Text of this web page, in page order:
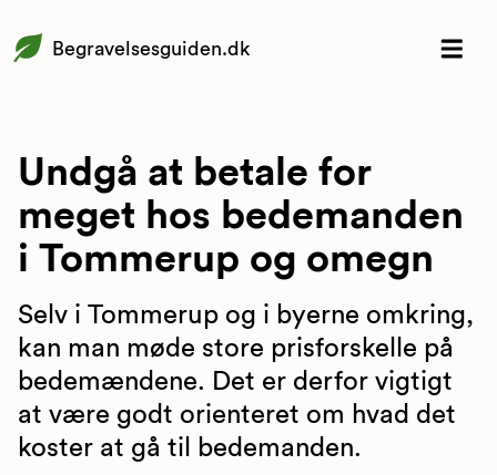
Begravelsesguiden.dk
Undgå at betale for
meget hos bedemanden
i Tommerup og omegn
Selv i Tommerup og i byerne omkring,
kan man møde store prisforskelle på
bedemændene. Det er derfor vigtigt
at være godt orienteret om hvad det
koster at gå til bedemanden.